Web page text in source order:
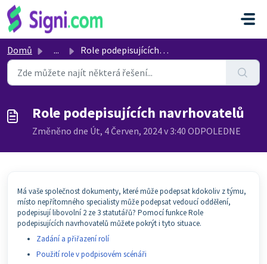
Přeskočit na hlavní obsah
Domů ... Role podepisujících navrhovatelů
Role podepisujících navrhovatelů
Změněno dne Út, 4 Červen, 2024 v 3:40 ODPOLEDNE
Má vaše společnost dokumenty, které může podepsat kdokoliv z týmu,
místo nepřítomného specialisty může podepsat vedoucí oddělení,
podepisují libovolní 2 ze 3 statutářů? Pomocí funkce Role
podepisujících navrhovatelů můžete pokrýt i tyto situace.
Zadání a přiřazení rolí
Použití role v podpisovém scénáři